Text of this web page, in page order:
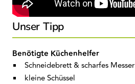
Unser Tipp
Benötigte Küchenhelfer
Schneidebrett & scharfes Messer
kleine Schüssel